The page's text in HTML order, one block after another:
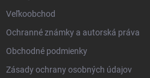
Vernostný program
Veľkoobchod
Ekologické balenie objednávok
Obchodné podmienky
Veľkoobchod
Ochranné známky a autorská práva
Obchodné podmienky
Zásady ochrany osobných údajov